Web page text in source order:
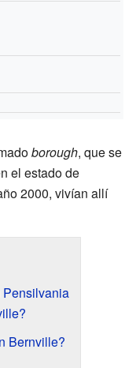
borough, que se
el estado de
2000, vivían allí
Pensilvania
Bernville?